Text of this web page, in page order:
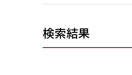
検索結果